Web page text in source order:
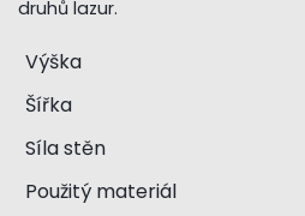
druhů lazur.
Výška
Šířka
Síla stěn
Použitý materiál